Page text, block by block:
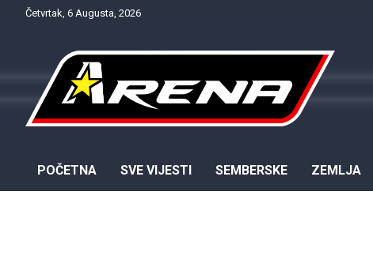
Četvrtak, 6 Augusta, 2026
POČETNA SVE VIJESTI SEMBERSKE ZEMLJA